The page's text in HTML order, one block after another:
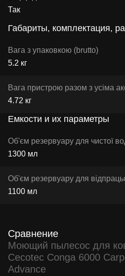
Так
Габариты, комплектация,
Вага з упаковкою (brutto)
5.2 кг
Вага пристрою разом з усіма
4.72 кг
Емкости и их параметры
Об'єм резервуару для чистої
1300 мл
Об'єм резервуару для
1100 мл
Сравнение
Моющий пылесос для
Cecotec Conga 6000
Advance